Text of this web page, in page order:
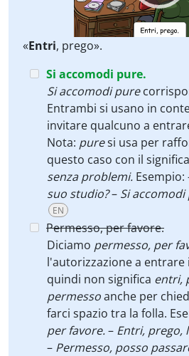
«Entri, prego».
Si accomodi pure.
Si accomodi pure
Entrambi si usano in
invitare qualcuno a
Nota: puresi usa per
questo caso con il
senza problemi. Esempio:
suo studio?– Si
EN
Permesso, per favore.
Diciamo permesso, per
l'autorizzazione a entrare
quindi non significa entri,
permessoanche per
farci spazio tra la folla.
per favore.– Entri, prego,
– Permesso, posso